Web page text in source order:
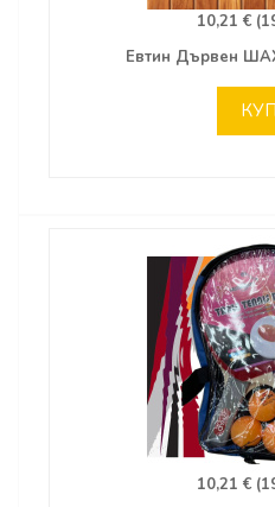
10,21 €
Евтин Дървен
10,21 €